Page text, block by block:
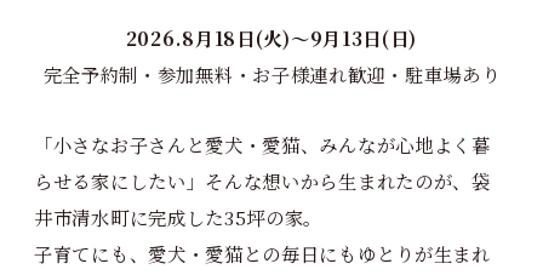
2026.8月18日(火)〜9月13日(日)
完全予約制・参加無料・お子様連れ歓迎・駐車場あり
「小さなお子さんと愛犬・愛猫、みんなが心地よく暮
らせる家にしたい」そんな想いから生まれたのが、袋
井市清水町に完成した35坪の家。
子育てにも、愛犬・愛猫との毎日にもゆとりが生まれ